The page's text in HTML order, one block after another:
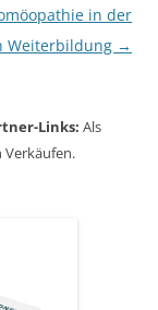
in der
Weiterbildung →
Links: Als